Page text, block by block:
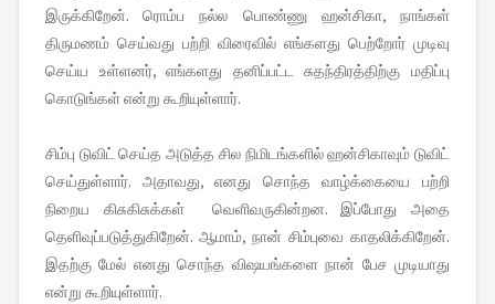
இருக்‌கிறேன். ரொம்ப நல்ல பொண்ணு ஹன்சிகா, நாங்கள்
திருமணம் செய்வது பற்றி விரைவில் எங்‌களது பெற்றோர் முடிவு
செய்ய உள்ளனர், எங்களது தனிப்பட்ட சுதந்திரத்திற்கு மதிப்பு
கொடுங்கள் என்று கூறியுள்ளார்.
சிம்பு டுவிட் செய்த அடுத்த சில நிமிடங்களில் ஹன்சிகாவும் டுவிட்
செய்துள்ளார். அதாவது, எனது சொந்த வாழ்க்கையை பற்றி
நிறைய கிசுகிசுக்கள் வெளிவருகின்றன. இப்போது அதை
தெளிவுப்படுத்துகிறேன். ஆமாம், நான் சிம்புவை காதலிக்கிறேன்.
இதற்கு மேல் எனது சொந்த விஷயங்களை நான் பேச முடியாது
என்று கூறியுள்ளார்.